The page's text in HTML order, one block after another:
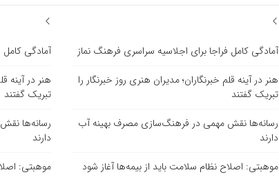
آمادگی کامل فراجا برای اجلاسیه سراسری فرهنگ نماز
هنر در آینه قلم خبرنگاران؛ مدیران هنری روز خبرنگار را
تبریک گفتند
رسانه‌ها نقش مهمی در فرهنگ‌سازی مصرف بهینه آب
دارند
موهبتی: اصلاح نظام سلامت باید از بیمه‌ها آغاز شود
آمادگی کامل
هنر در آینه
تبریک گفتند
رسانه‌ها
دارند
موهبتی: